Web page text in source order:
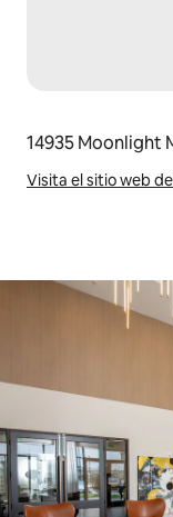
14935 Moonlight
Visita el sitio web